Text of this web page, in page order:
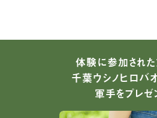
体験に参加された
千葉ウシノヒロバ
軍手をプレゼ